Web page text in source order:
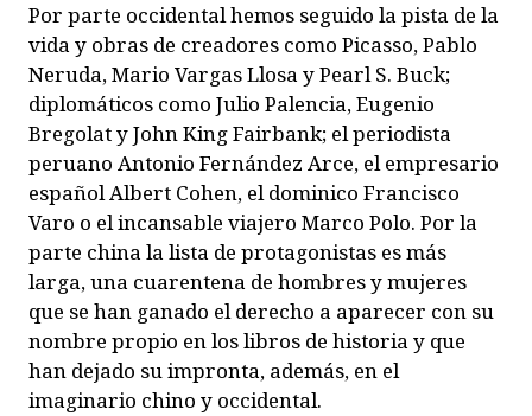
Por parte occidental hemos seguido la pista de la
vida y obras de creadores como Picasso, Pablo
Neruda, Mario Vargas Llosa y Pearl S. Buck;
diplomáticos como Julio Palencia, Eugenio
Bregolat y John King Fairbank; el periodista
peruano Antonio Fernández Arce, el empresario
español Albert Cohen, el dominico Francisco
Varo o el incansable viajero Marco Polo. Por la
parte china la lista de protagonistas es más
larga, una cuarentena de hombres y mujeres
que se han ganado el derecho a aparecer con su
nombre propio en los libros de historia y que
han dejado su impronta, además, en el
imaginario chino y occidental.